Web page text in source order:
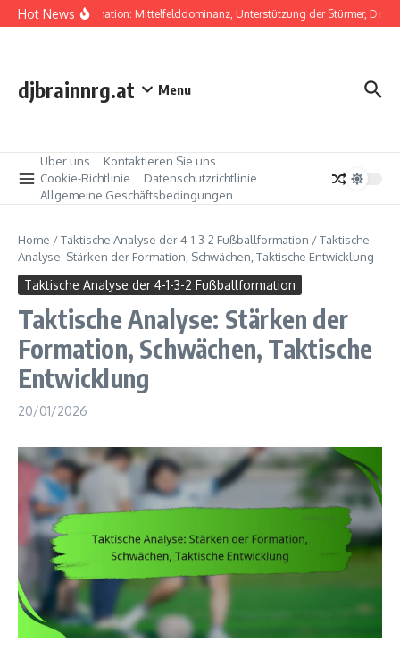
Skip to content
Hot News
4-1-3-2 Formation: Mittelfelddominanz, Unterstützung der Stürmer,
djbrainnrg.at Menu
Über uns
Kontaktieren Sie uns
Cookie-Richtlinie
Datenschutzrichtlinie
Allgemeine Geschäftsbedingungen
Home /Taktische Analyse der 4-1-3-2 Fußballformation /Taktische
Analyse: Stärken der Formation, Schwächen, Taktische Entwicklung
Taktische Analyse der 4-1-3-2 Fußballformation
Taktische Analyse: Stärken der
Formation, Schwächen, Taktische
Entwicklung
20/01/2026